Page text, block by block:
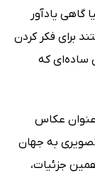
گاهی یادآور
برای فکر کردن
ساده‌ای که
عنوان عکاس
به جهان
جزئیات،